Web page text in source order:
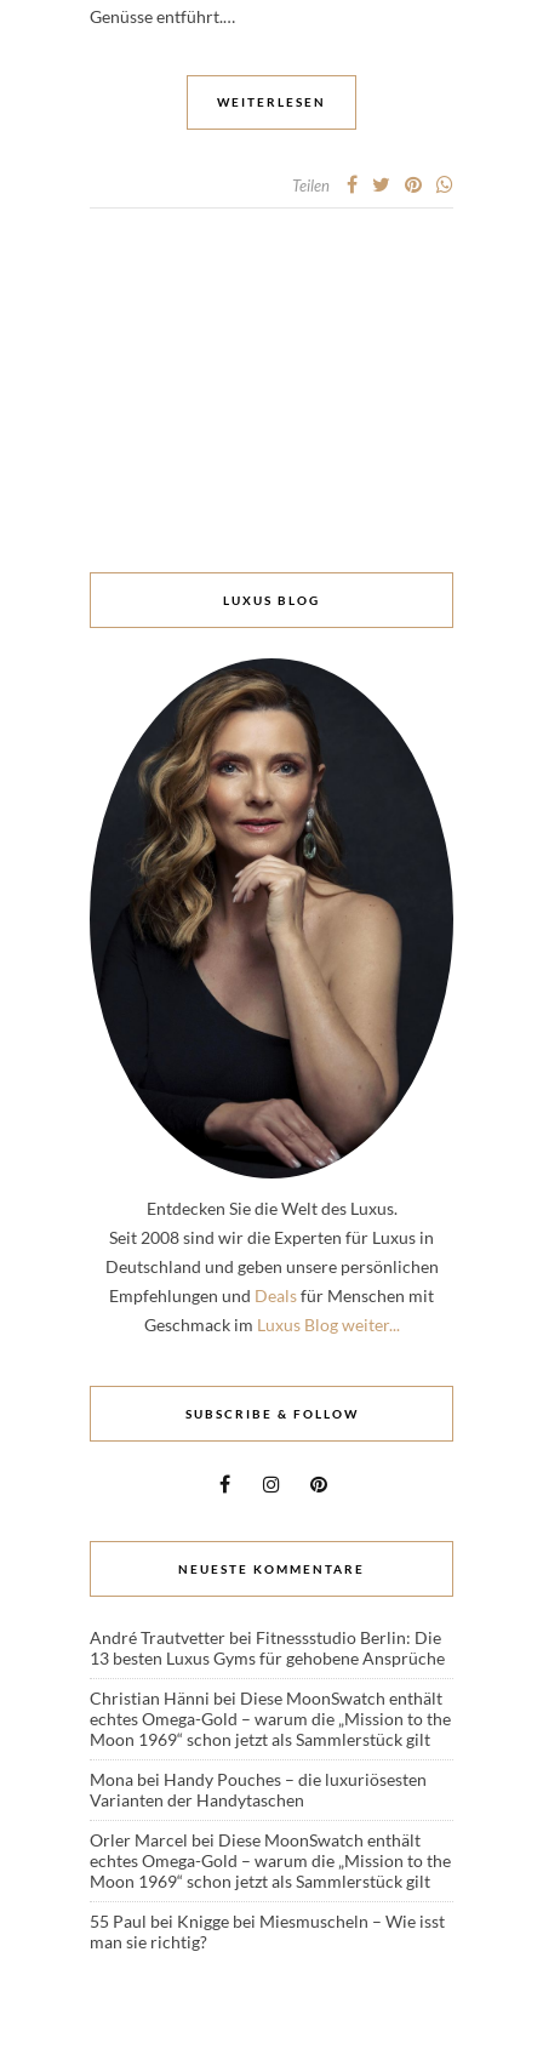
Genüsse entführt.…
WEITERLESEN
Teilen
LUXUS BLOG
Entdecken Sie die Welt des Luxus.
Seit 2008 sind wir die Experten für Luxus in
Deutschland und geben unsere persönlichen
Empfehlungen und Dealsfür Menschen mit
Geschmack im Luxus Blog weiter...
SUBSCRIBE & FOLLOW
NEUESTE KOMMENTARE
André Trautvetter bei Fitnessstudio Berlin: Die
13 besten Luxus Gyms für gehobene Ansprüche
Christian Hänni bei Diese MoonSwatch enthält
echtes Omega-Gold – warum die „Mission to the
Moon 1969“ schon jetzt als Sammlerstück gilt
Mona bei Handy Pouches – die luxuriösesten
Varianten der Handytaschen
Orler Marcel bei Diese MoonSwatch enthält
echtes Omega-Gold – warum die „Mission to the
Moon 1969“ schon jetzt als Sammlerstück gilt
55 Paul bei Knigge bei Miesmuscheln – Wie isst
man sie richtig?